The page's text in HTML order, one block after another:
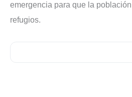
emergencia para que la
refugios.